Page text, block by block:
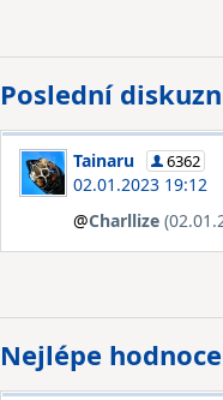
Poslední
Tainaru 6362
02.01.2023 19:12
@Charllize
Nejlépe